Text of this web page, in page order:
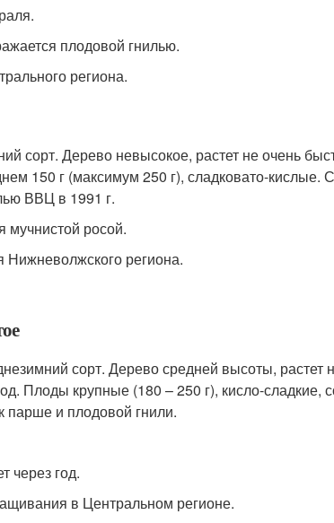
плодовой гнилью.
региона.
сорт. Дерево невысокое, растет не очень
150 г (максимум 250 г), сладковато-кислые.
ВВЦ в 1991 г.
мучнистой росой.
региона.
сорт. Дерево средней высоты, растет
Плоды крупные (180 – 250 г), кисло-
парше и плодовой гнили.
через год.
в Центральном регионе.